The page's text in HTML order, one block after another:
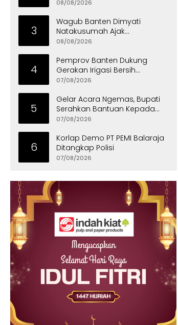
2026
08/08/2026
3
Wagub Banten Dimyati
Natakusumah Ajak
Masyarakat Teladani Sifat Nabi
08/08/2026
4
Pemprov Banten Dukung
Gerakan Irigasi Bersih
Kementerian Pekerjaan Umum
07/08/2026
5
Gelar Acara Ngemas, Bupati
Serahkan Bantuan Kepada
Penyandang Disabilitas
07/08/2026
6
Korlap Demo PT PEMI Balaraja
Ditangkap Polisi
07/08/2026